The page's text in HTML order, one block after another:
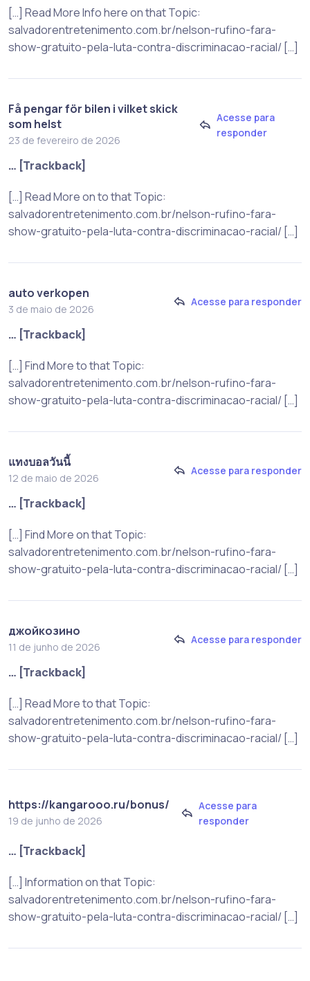
[…] Read More Info here on that Topic:
salvadorentretenimento.com.br/nelson-rufino-fara-
show-gratuito-pela-luta-contra-discriminacao-racial/ […]
Få pengar för bilen i vilket skick
som helst
23 de fevereiro de 2026
Acesse para
responder
… [Trackback]
[…] Read More on to that Topic:
salvadorentretenimento.com.br/nelson-rufino-fara-
show-gratuito-pela-luta-contra-discriminacao-racial/ […]
auto verkopen
3 de maio de 2026
Acesse para responder
… [Trackback]
[…] Find More to that Topic:
salvadorentretenimento.com.br/nelson-rufino-fara-
show-gratuito-pela-luta-contra-discriminacao-racial/ […]
แทงบอลวันนี้
12 de maio de 2026
Acesse para responder
… [Trackback]
[…] Find More on that Topic:
salvadorentretenimento.com.br/nelson-rufino-fara-
show-gratuito-pela-luta-contra-discriminacao-racial/ […]
джойкозино
11 de junho de 2026
Acesse para responder
… [Trackback]
[…] Read More to that Topic:
salvadorentretenimento.com.br/nelson-rufino-fara-
show-gratuito-pela-luta-contra-discriminacao-racial/ […]
https://kangarooo.ru/bonus/
19 de junho de 2026
Acesse para
responder
… [Trackback]
[…] Information on that Topic:
salvadorentretenimento.com.br/nelson-rufino-fara-
show-gratuito-pela-luta-contra-discriminacao-racial/ […]